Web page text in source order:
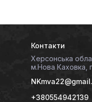
Контакти
Херсонська
м.Нова Каховка,
+380554942139